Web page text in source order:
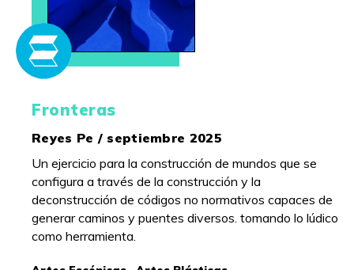
Fronteras
Reyes Pe / septiembre 2025
Un ejercicio para la construcción de mundos que se
configura a través de la construcción y la
deconstrucción de códigos no normativos capaces de
generar caminos y puentes diversos. tomando lo lúdico
como herramienta.